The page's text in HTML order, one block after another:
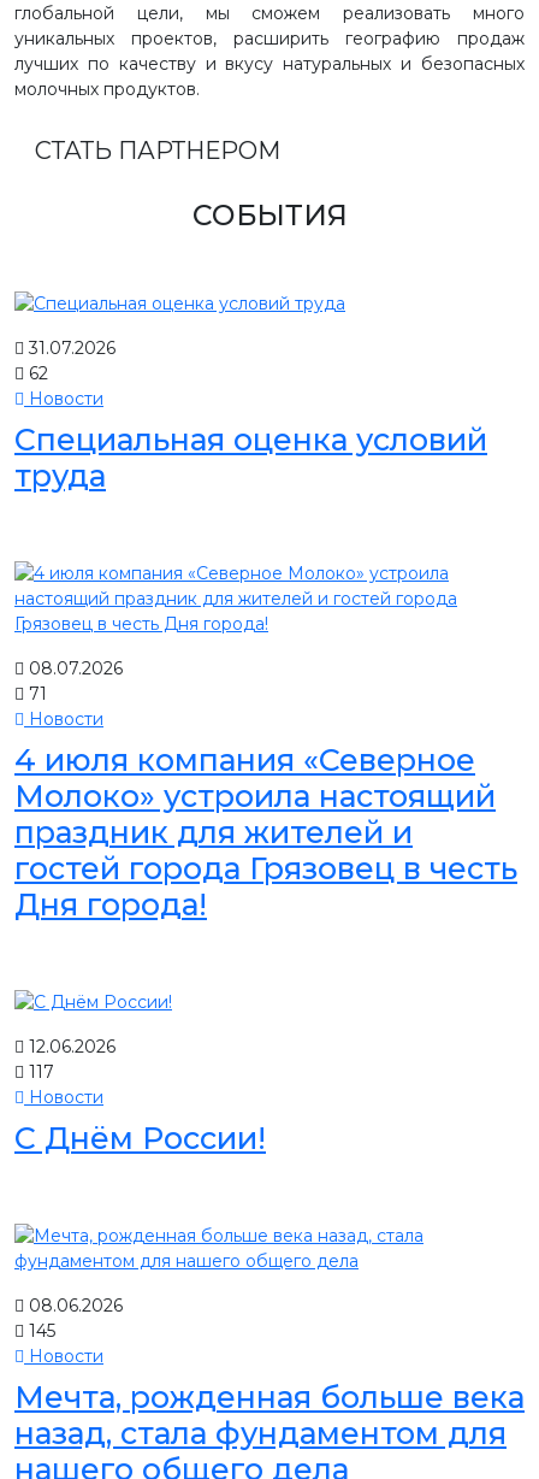
глобальной цели, мы сможем реализовать много
уникальных проектов, расширить географию продаж
лучших по качеству и вкусу натуральных и безопасных
молочных продуктов.
СТАТЬ ПАРТНЕРОМ
СОБЫТИЯ
31.07.2026
62
Новости
Специальная оценка условий
труда
08.07.2026
71
Новости
4 июля компания «Северное
Молоко» устроила настоящий
праздник для жителей и
гостей города Грязовец в честь
Дня города!
12.06.2026
117
Новости
С Днём России!
08.06.2026
145
Новости
Мечта, рожденная больше века
назад, стала фундаментом для
нашего общего дела